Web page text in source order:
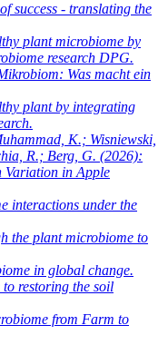
success - translating the
plant microbiome by
research DPG.
Was macht ein
plant by integrating
K.; Wisniewski,
R.; Berg, G. (2026):
Variation in Apple
interactions under the
the plant microbiome to
in global change.
restoring the soil
from Farm to